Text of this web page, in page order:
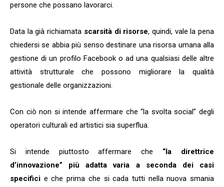
persone che possano lavorarci.
Data la già richiamata scarsità di risorse, quindi, vale la pena
chiedersi se abbia più senso destinare una risorsa umana alla
gestione di un profilo Facebook o ad una qualsiasi delle altre
attività strutturale che possono migliorare la qualità
gestionale delle organizzazioni.
Con ciò non si intende affermare che “la svolta social” degli
operatori culturali ed artistici sia superflua.
Si intende piuttosto affermare che “la direttrice
d’innovazione” più adatta varia a seconda dei casi
specifici e che prima che si cada tutti nella nuova smania